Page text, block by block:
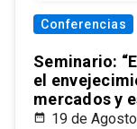
Conferencias
Seminario:
el
mercados y
19 de